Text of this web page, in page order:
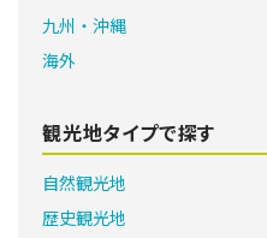
九州・沖縄
海外
観光地タイプで探す
自然観光地
歴史観光地